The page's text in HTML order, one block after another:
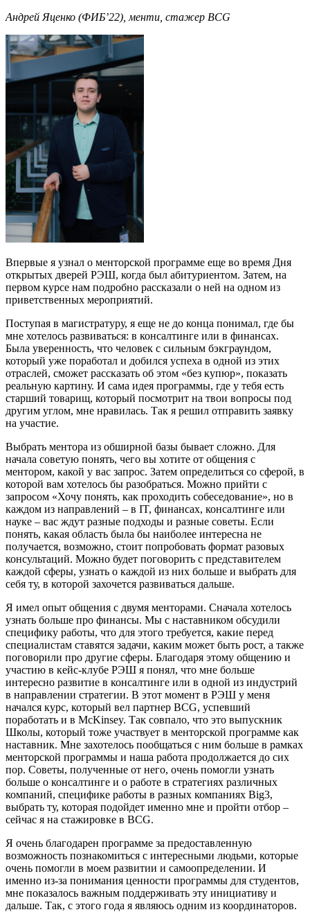
Андрей Яценко (ФИБ’22), менти, стажер BCG
Впервые я узнал о менторской программе еще во время Дня
открытых дверей РЭШ, когда был абитуриентом. Затем, на
первом курсе нам подробно рассказали о ней на одном из
приветственных мероприятий.
Поступая в магистратуру, я еще не до конца понимал, где бы
мне хотелось развиваться: в консалтинге или в финансах.
Была уверенность, что человек с сильным бэкграундом,
который уже поработал и добился успеха в одной из этих
отраслей, сможет рассказать об этом «без купюр», показать
реальную картину. И сама идея программы, где у тебя есть
старший товарищ, который посмотрит на твои вопросы под
другим углом, мне нравилась. Так я решил отправить заявку
на участие.
Выбрать ментора из обширной базы бывает сложно. Для
начала советую понять, чего вы хотите от общения с
ментором, какой у вас запрос. Затем определиться со сферой, в
которой вам хотелось бы разобраться. Можно прийти с
запросом «Хочу понять, как проходить собеседование», но в
каждом из направлений – в IT, финансах, консалтинге или
науке – вас ждут разные подходы и разные советы. Если
понять, какая область была бы наиболее интересна не
получается, возможно, стоит попробовать формат разовых
консультаций. Можно будет поговорить с представителем
каждой сферы, узнать о каждой из них больше и выбрать для
себя ту, в которой захочется развиваться дальше.
Я имел опыт общения с двумя менторами. Сначала хотелось
узнать больше про финансы. Мы с наставником обсудили
специфику работы, что для этого требуется, какие перед
специалистам ставятся задачи, каким может быть рост, а также
поговорили про другие сферы. Благодаря этому общению и
участию в кейс-клубе РЭШ я понял, что мне больше
интересно развитие в консалтинге или в одной из индустрий
в направлении стратегии. В этот момент в РЭШ у меня
начался курс, который вел партнер BCG, успевший
поработать и в McKinsey. Так совпало, что это выпускник
Школы, который тоже участвует в менторской программе как
наставник. Мне захотелось пообщаться с ним больше в рамках
менторской программы и наша работа продолжается до сих
пор. Советы, полученные от него, очень помогли узнать
больше о консалтинге и о работе в стратегиях различных
компаний, специфике работы в разных компаниях Big3,
выбрать ту, которая подойдет именно мне и пройти отбор –
сейчас я на стажировке в BCG.
Я очень благодарен программе за предоставленную
возможность познакомиться с интересными людьми, которые
очень помогли в моем развитии и самоопределении. И
именно из-за понимания ценности программы для студентов,
мне показалось важным поддерживать эту инициативу и
дальше. Так, с этого года я являюсь одним из координаторов.